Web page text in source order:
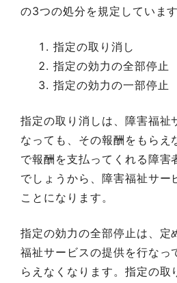
の3つの処分を規定していま
指定の取り消し
指定の効力の全部停止
指定の効力の一部停止
指定の取り消しは、障害福祉
なっても、その報酬をもらえ
で報酬を支払ってくれる障害
でしょうから、障害福祉サー
ことになります。
指定の効力の全部停止は、定
福祉サービスの提供を行なっ
らえなくなります。指定の取